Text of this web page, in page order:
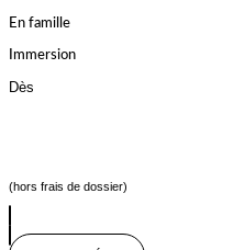
En famille
Immersion
Dès
(hors frais de dossier)